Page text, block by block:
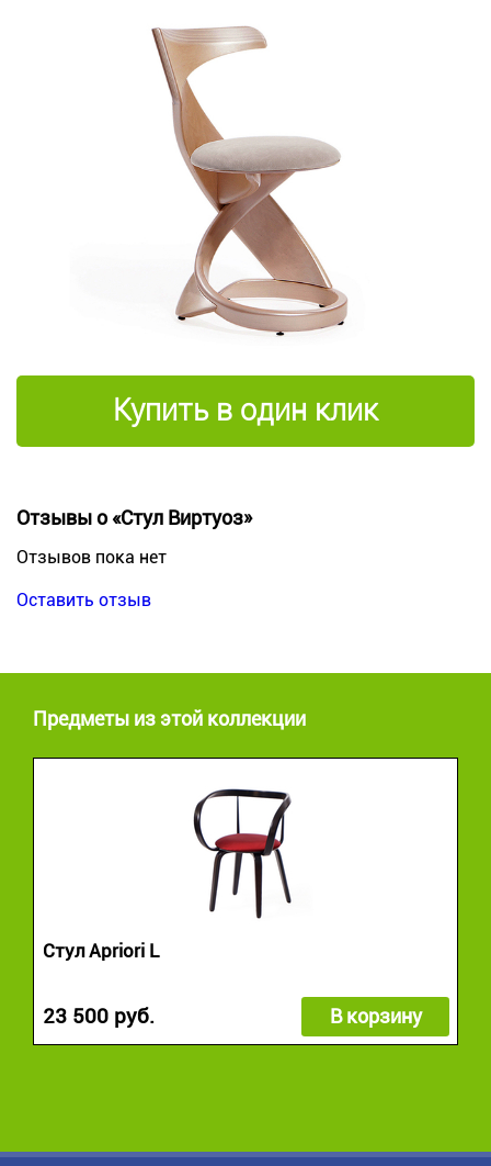
Купить в один клик
Отзывы о «Стул Виртуоз»
Отзывов пока нет
Оставить отзыв
Предметы из этой коллекции
Стул Apriori L
23 500 руб. В корзину